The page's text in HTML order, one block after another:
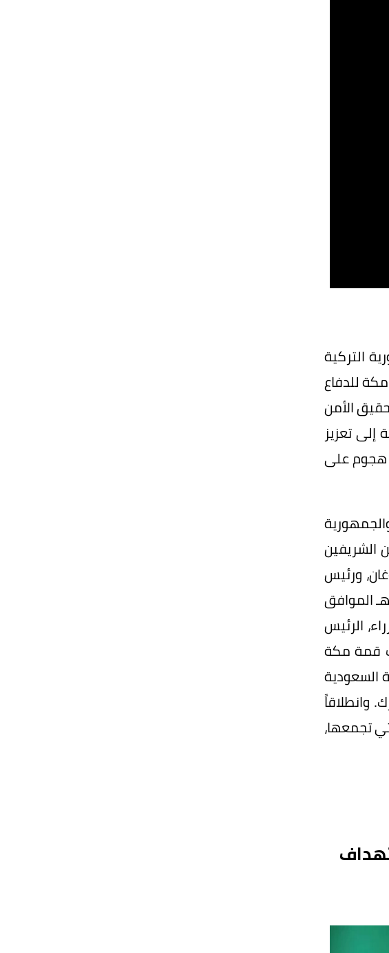
التركية
للدفاع
الأمن
تعزيز
هجوم على
الشريفين
ورئيس
وزراء باكستان محمد شهباز شريف بزيارة إلى المملكة العربية السعودية، بتاريخ 24 / 2 / 1448هـ الموافق
الرئيس
قمة مكة
السعودية
وانطلاقاً
تجمعها،